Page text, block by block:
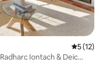
5 (12)
Iontach & Deic